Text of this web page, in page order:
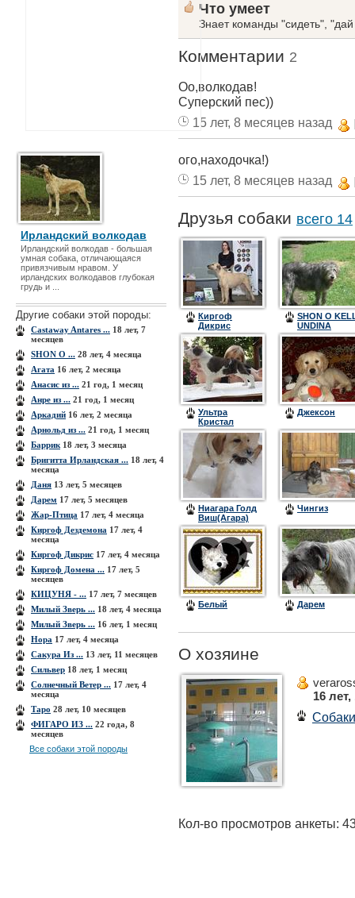
Ирландский волкодав
Ирландский волкодав - большая
умная собака, отличающаяся
привязчивым нравом. У
ирландских волкодавов глубокая
грудь и ...
Другие собаки этой породы:
Castaway Antares ... 18 лет, 7
месяцев
SHON O ... 28 лет, 4 месяца
Агата 16 лет, 2 месяца
Анасис из ... 21 год, 1 месяц
Анре из ... 21 год, 1 месяц
Аркадий 16 лет, 2 месяца
Арнольд из ... 21 год, 1 месяц
Баррик 18 лет, 3 месяца
Бригитта Ирландская ... 18 лет, 4
месяца
Даня 13 лет, 5 месяцев
Дарем 17 лет, 5 месяцев
Жар-Птица 17 лет, 4 месяца
Киргоф Дездемона 17 лет, 4
месяца
Киргоф Дикрис 17 лет, 4 месяца
Киргоф Домена ... 17 лет, 5
месяцев
КИЦУНЯ - ... 17 лет, 7 месяцев
Милый Зверь ... 18 лет, 4 месяца
Милый Зверь ... 16 лет, 1 месяц
Нора 17 лет, 4 месяца
Сакура Из ... 13 лет, 11 месяцев
Сильвер 18 лет, 1 месяц
Солнечный Ветер ... 17 лет, 4
месяца
Таро 28 лет, 10 месяцев
ФИГАРО ИЗ ... 22 года, 8
месяцев
Все собаки этой породы
Что умеет
Знает команды "сидеть",
Комментарии 2
Оо,волкодав!
Суперский пес))
15 лет, 8 месяцев назад
ого,находочка!)
15 лет, 8 месяцев назад
Друзья собаки всего 14
Киргоф
Дикрис
SHON O
UNDINA
Ультра
Кристал
Цинтегро
(Барон)
Джексон
Ниагара Голд
Виш(Агара)
Чингиз
Белый Дарем
О хозяине
16
Собаки
Кол-во просмотров анкеты: